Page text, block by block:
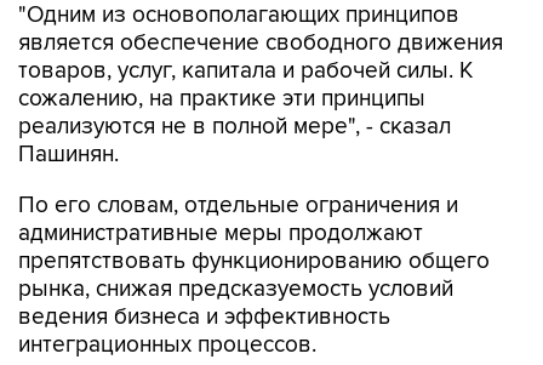
"Одним из основополагающих принципов
является обеспечение свободного движения
товаров, услуг, капитала и рабочей силы. К
сожалению, на практике эти принципы
реализуются не в полной мере", - сказал
Пашинян.
По его словам, отдельные ограничения и
административные меры продолжают
препятствовать функционированию общего
рынка, снижая предсказуемость условий
ведения бизнеса и эффективность
интеграционных процессов.